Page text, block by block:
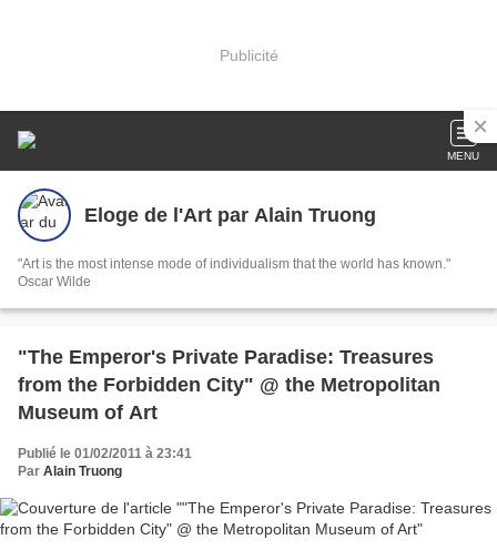
Publicité
MENU
Eloge de l'Art par Alain Truong
"Art is the most intense mode of individualism that the world has known."
Oscar Wilde
"The Emperor's Private Paradise: Treasures
from the Forbidden City" @ the Metropolitan
Museum of Art
Publié le 01/02/2011 à 23:41
Par Alain Truong